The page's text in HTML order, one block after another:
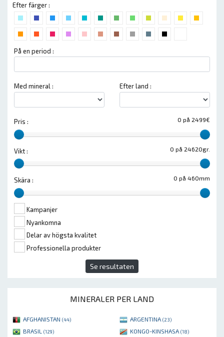
Efter färger :
På en period :
Med mineral : Efter land :
0 på 2499€
Pris :
0 på 24620gr.
Vikt :
0 på 460mm
Skära :
Kampanjer
Nyankomna
Delar av högsta kvalitet
Professionella produkter
Se resultaten
MINERALER PER LAND
AFGHANISTAN (44) ARGENTINA (23)
BRASIL (129) KONGO-KINSHASA (18)